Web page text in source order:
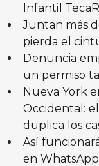
Infantil
Juntan más
pierda el
Denuncia
un permiso
Nueva York
Occidental:
duplica los
Así
en WhatsApp